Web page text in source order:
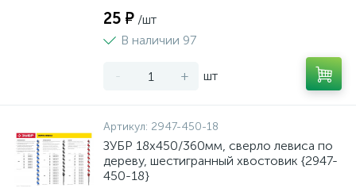
25 ₽ /шт
В наличии 97
- + шт
Артикул: 2947-450-18
ЗУБР 18x450/360мм, сверло левиса по
дереву, шестигранный хвостовик {2947-
450-18}